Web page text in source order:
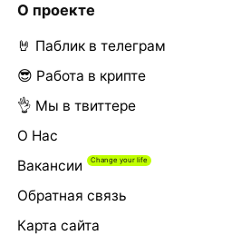
О проекте
🤘 Паблик в телеграм
😎 Работа в крипте
👌 Мы в твиттере
О Нас
Вакансии
Обратная связь
Карта сайта